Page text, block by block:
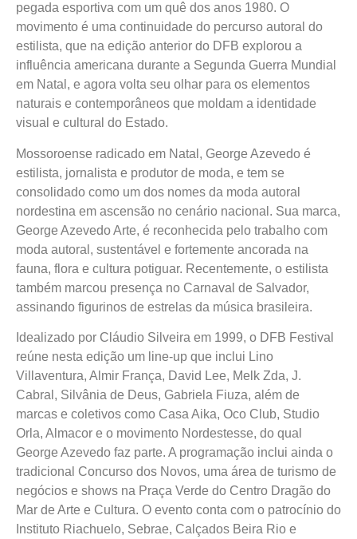
pegada esportiva com um quê dos anos 1980. O
movimento é uma continuidade do percurso autoral do
estilista, que na edição anterior do DFB explorou a
influência americana durante a Segunda Guerra Mundial
em Natal, e agora volta seu olhar para os elementos
naturais e contemporâneos que moldam a identidade
visual e cultural do Estado.
Mossoroense radicado em Natal, George Azevedo é
estilista, jornalista e produtor de moda, e tem se
consolidado como um dos nomes da moda autoral
nordestina em ascensão no cenário nacional. Sua marca,
George Azevedo Arte, é reconhecida pelo trabalho com
moda autoral, sustentável e fortemente ancorada na
fauna, flora e cultura potiguar. Recentemente, o estilista
também marcou presença no Carnaval de Salvador,
assinando figurinos de estrelas da música brasileira.
Idealizado por Cláudio Silveira em 1999, o DFB Festival
reúne nesta edição um line-up que inclui Lino
Villaventura, Almir França, David Lee, Melk Zda, J.
Cabral, Silvânia de Deus, Gabriela Fiuza, além de
marcas e coletivos como Casa Aika, Oco Club, Studio
Orla, Almacor e o movimento Nordestesse, do qual
George Azevedo faz parte. A programação inclui ainda o
tradicional Concurso dos Novos, uma área de turismo de
negócios e shows na Praça Verde do Centro Dragão do
Mar de Arte e Cultura. O evento conta com o patrocínio do
Instituto Riachuelo, Sebrae, Calçados Beira Rio e